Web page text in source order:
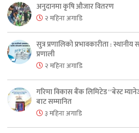
अनुदानमा कृषि औजार वितरण
२ महिना अगाडि
सुत्र प्रणालिको प्रभावकारीता :
प्रणाली
२ महिना अगाडि
गरिमा विकास बैंक लिमिटेड “बेस्ट
बाट सम्मानित
३ महिना अगाडि